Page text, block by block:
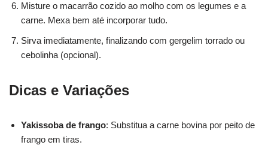
Misture o macarrão cozido ao molho com os legumes e a
carne. Mexa bem até incorporar tudo.
Sirva imediatamente, finalizando com gergelim torrado ou
cebolinha (opcional).
Dicas e Variações
Yakissoba de frango: Substitua a carne bovina por peito de
frango em tiras.